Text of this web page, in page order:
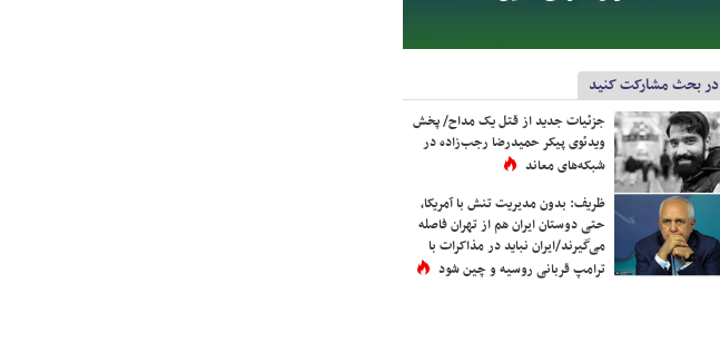
در بحث مشارکت کنید
جزئیات جدید از قتل یک مداح/ پخش
ویدئوی پیکر حمیدرضا رجب‌زاده در
شبکه‌های معاند
ظریف: بدون مدیریت تنش با آمریکا،
حتی دوستان ایران هم از تهران فاصله
می‌گیرند/ایران نباید در مذاکرات با
ترامپ قربانی روسیه و چین شود